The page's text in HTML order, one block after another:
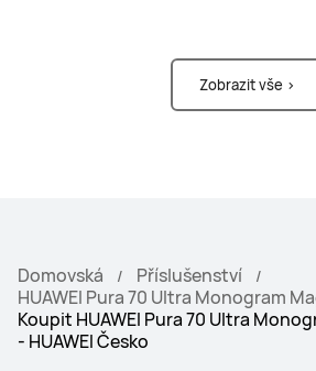
Zobrazit vše >
Domovská
Příslušenství
HUAWEI Pura 70 Ultra Monogram
Koupit HUAWEI Pura 70 Ultra
- HUAWEI Česko